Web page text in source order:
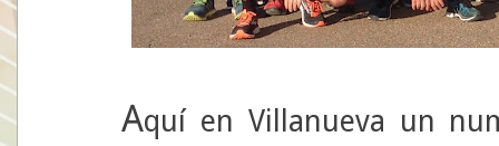
Aquí en Villanueva un